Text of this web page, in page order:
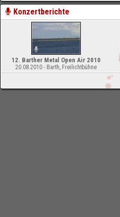
Konzertberichte
12. Barther Metal Open Air 2010
20.08.2010 - Barth, Freilichtbühne